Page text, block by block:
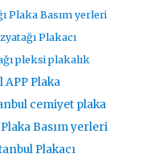
Plaka Basım yerleri
Plakacı
pleksi plakalık
APP Plaka
cemiyet plaka
Basım yerleri
Plakacı